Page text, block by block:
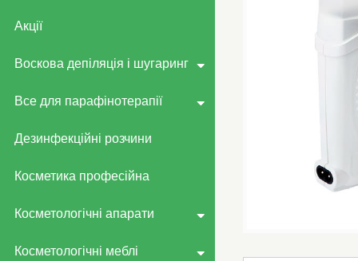
Акції
Воскова депіляція і шугаринг
Все для парафінотерапії
Дезинфекційні розчини
Косметика професійна
Косметологічні апарати
Косметологічні меблі